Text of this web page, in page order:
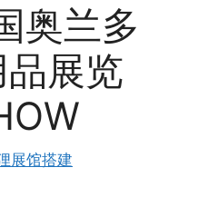
奥兰多
展览
展馆搭建